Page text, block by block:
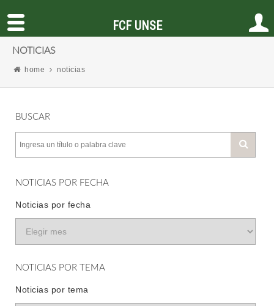
NOTICIAS
home noticias
BUSCAR
NOTICIAS POR FECHA
Noticias por fecha
NOTICIAS POR TEMA
Noticias por tema
FCF UNSE